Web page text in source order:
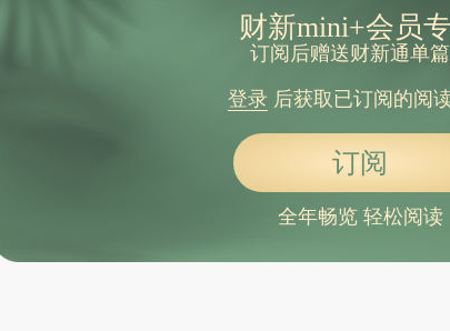
财新mini+会员
订阅后赠送财新通单
登录后获取已订阅的阅
订阅
全年畅览 轻松阅读